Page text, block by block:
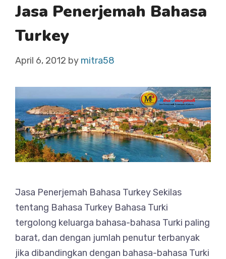
Jasa Penerjemah Bahasa
Turkey
April 6, 2012 by mitra58
Jasa Penerjemah Bahasa Turkey Sekilas
tentang Bahasa Turkey Bahasa Turki
tergolong keluarga bahasa-bahasa Turki paling
barat, dan dengan jumlah penutur terbanyak
jika dibandingkan dengan bahasa-bahasa Turki